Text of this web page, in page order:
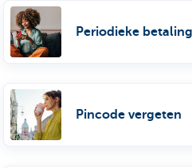
Periodieke
Pincode vergeten